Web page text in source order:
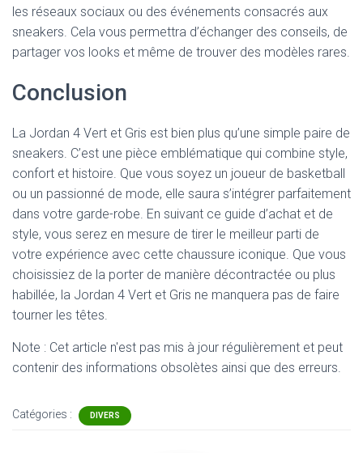
les réseaux sociaux ou des événements consacrés aux
sneakers. Cela vous permettra d’échanger des conseils, de
partager vos looks et même de trouver des modèles rares.
Conclusion
La Jordan 4 Vert et Gris est bien plus qu’une simple paire de
sneakers. C’est une pièce emblématique qui combine style,
confort et histoire. Que vous soyez un joueur de basketball
ou un passionné de mode, elle saura s’intégrer parfaitement
dans votre garde-robe. En suivant ce guide d’achat et de
style, vous serez en mesure de tirer le meilleur parti de
votre expérience avec cette chaussure iconique. Que vous
choisissiez de la porter de manière décontractée ou plus
habillée, la Jordan 4 Vert et Gris ne manquera pas de faire
tourner les têtes.
Note : Cet article n'est pas mis à jour régulièrement et peut
contenir des informations obsolètes ainsi que des erreurs.
Catégories : DIVERS